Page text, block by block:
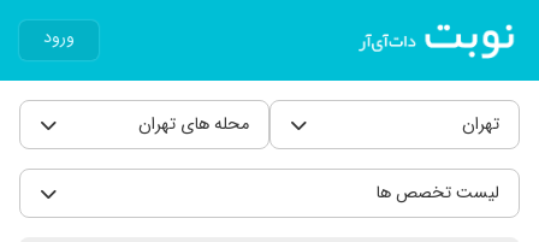
ورود
تهران محله های تهران
لیست تخصص ها